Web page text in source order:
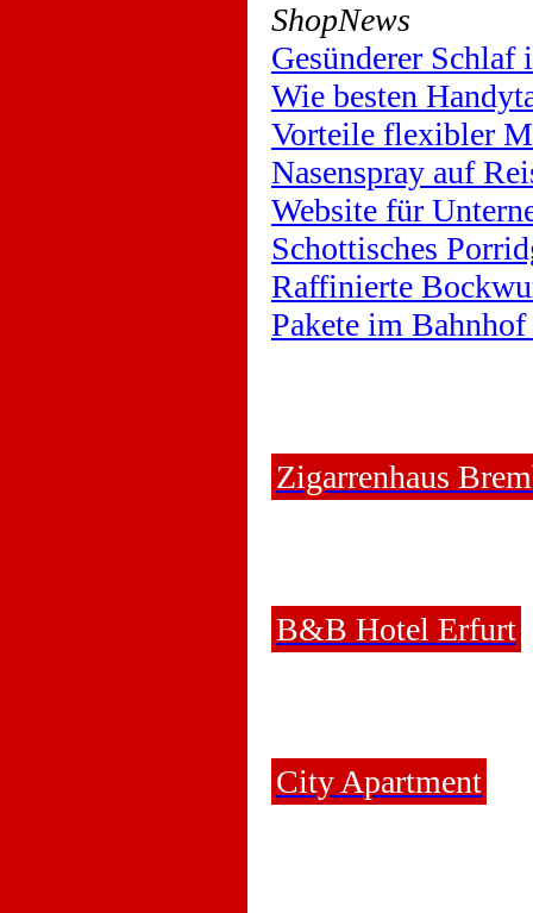
ShopNews
Gesünderer Schlaf
Wie besten
Vorteile flexibler
Nasenspray auf
Website für
Schottisches
Raffinierte
Pakete im
Zigarrenhaus
B&B Hotel Erfurt
City Apartment